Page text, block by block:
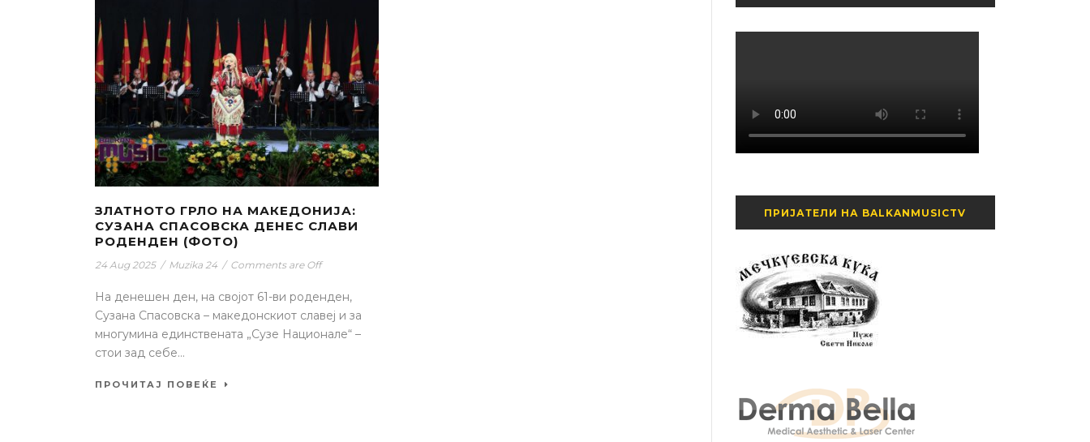
ЗЛАТНОТО ГРЛО НА МАКЕДОНИЈА:
СУЗАНА СПАСОВСКА ДЕНЕС СЛАВИ
РОДЕНДЕН (ФОТО)
24 Aug 2025 / Muzika 24 / Comments are Off
На денешен ден, на својот 61-ви роденден,
Сузана Спасовска – македонскиот славеј и за
многумина единствената „Сузе Национале“ –
стои зад себе...
ПРОЧИТАЈ ПОВЕЌЕ
ПРИЈАТЕЛИ НА BALKANMUSICTV